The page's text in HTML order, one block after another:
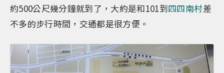
約500公尺幾分鐘就到了，大約是和101到四四南村差
不多的步行時間，交通都是很方便。